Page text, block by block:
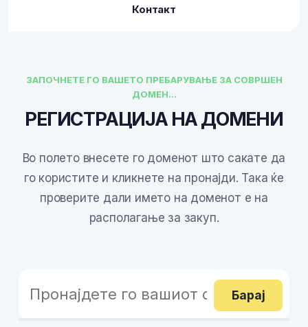
Контакт
ЗАПОЧНЕТЕ ГО ВАШЕТО ПРЕБАРУВАЊЕ ЗА СОВРШЕН
ДОМЕН...
РЕГИСТРАЦИЈА НА ДОМЕНИ
Во полето внесете го доменот што сакате да
го користите и кликнете на пронајди. Така ќе
проверите дали името на доменот е на
располагање за закуп.
Барај